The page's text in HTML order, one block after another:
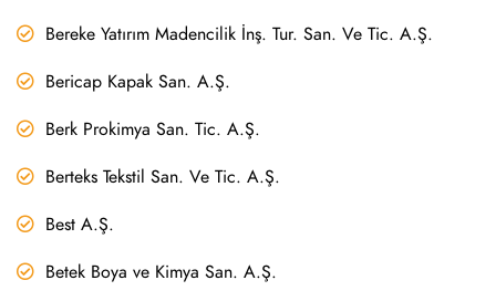
Bereke Yatırım Madencilik İnş. Tur. San. Ve Tic. A.Ş.
Bericap Kapak San. A.Ş.
Berk Prokimya San. Tic. A.Ş.
Berteks Tekstil San. Ve Tic. A.Ş.
Best A.Ş.
Betek Boya ve Kimya San. A.Ş.